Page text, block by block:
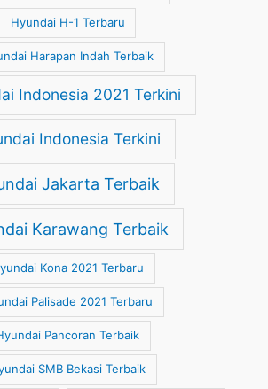
Hyundai H-1 Terbaru
Harapan Indah Terbaik
Indonesia 2021 Terkini
Indonesia Terkini
Jakarta Terbaik
Karawang Terbaik
Kona 2021 Terbaru
Palisade 2021 Terbaru
Pancoran Terbaik
SMB Bekasi Terbaik